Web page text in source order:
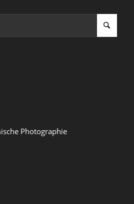
Photographie